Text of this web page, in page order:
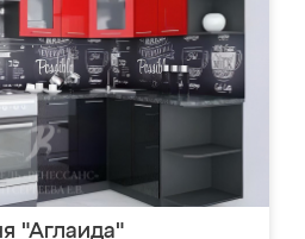
"Аглаида"